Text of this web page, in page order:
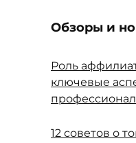
Обзоры и
Роль
ключевые
12 советов о